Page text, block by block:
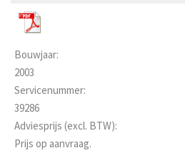
Bouwjaar:
2003
Servicenummer:
39286
Adviesprijs (excl. BTW):
Prijs op aanvraag.